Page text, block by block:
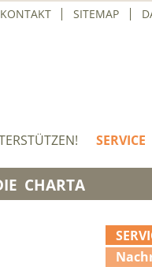
KONTAKT SITEMAP
SERVICE
CHARTA